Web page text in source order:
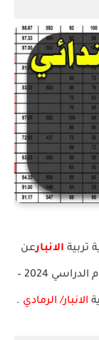
تربية الانبارعن
نتائج امتحانات الصف السادس الابتدائي للعام الدراسي 2024 –
الانبار/ الرمادي .